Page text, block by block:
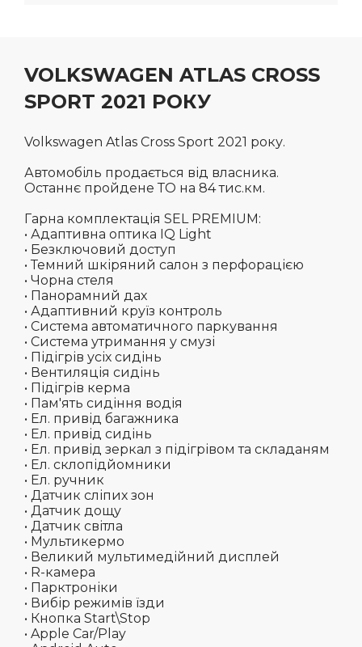
VOLKSWAGEN ATLAS CROSS
SPORT 2021 РОКУ
Volkswagen Atlas Cross Sport 2021 року.
Автомобіль продається від власника.
Останнє пройдене ТО на 84 тис.км.
Гарна комплектація SEL PREMIUM:
• Адаптивна оптика IQ Light
• Безключовий доступ
• Темний шкіряний салон з перфорацією
• Чорна стеля
• Панорамний дах
• Адаптивний круїз контроль
• Система автоматичного паркування
• Система утримання у смузі
• Підігрів усіх сидінь
• Вентиляція сидінь
• Підігрів керма
• Пам'ять сидіння водія
• Ел. привід багажника
• Ел. привід сидінь
• Ел. привід зеркал з підігрівом та складаням
• Ел. склопідйомники
• Ел. ручник
• Датчик сліпих зон
• Датчик дощу
• Датчик світла
• Мультикермо
• Великий мультимедійний дисплей
• R-камера
• Парктроніки
• Вибір режимів їзди
• Кнопка Start\Stop
• Apple Car/Play